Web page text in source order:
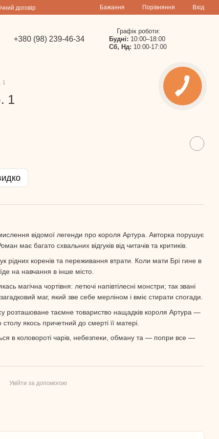
договір Бажання Порівняння Вхід
+380 (98) 239-46-34
Графік роботи:
Будні: 10:00–18:00
Сб, Нд: 10:00-17:00
1
1
відомої легенди про короля Артура. Авторка порушує
має багато схвальних відгуків від читачів та критиків.
рідних коренів та переживання втрати. Коли мати Брі гине в
на навчання в інше місто.
магічна чортівня: летючі напівтілесні монстри; так звані
маг, який зве себе мерліном і вміє стирати спогади.
розташоване таємне товариство нащадків короля Артура —
якось причетний до смерті її матері.
в коловороті чарів, небезпеки, обману та — попри все —
Увійти за допомогою